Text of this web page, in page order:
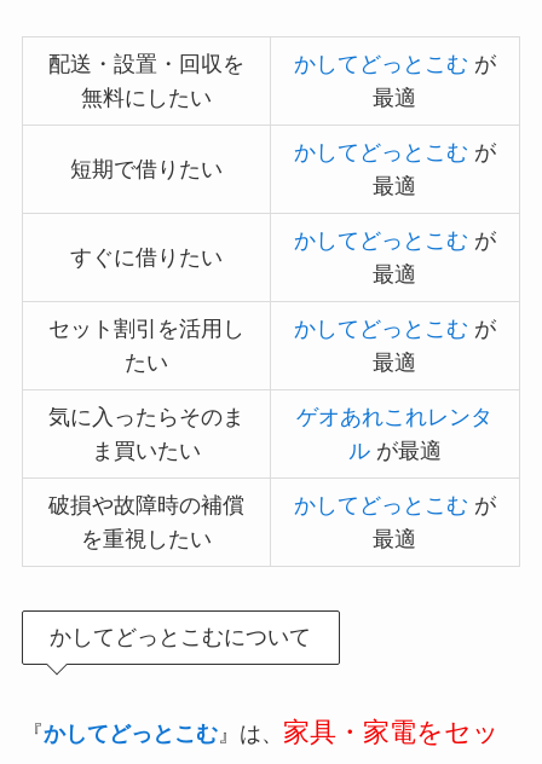
配送・設置・回収を
無料にしたい
かしてどっとこむ が
最適
短期で借りたい
かしてどっとこむ が
最適
すぐに借りたい
かしてどっとこむ が
最適
セット割引を活用し
たい
かしてどっとこむ が
最適
気に入ったらそのま
ま買いたい
ゲオあれこれレンタ
ル が最適
破損や故障時の補償
を重視したい
かしてどっとこむ が
最適
かしてどっとこむについて
『かしてどっとこむ』は、 家具・家電をセッ